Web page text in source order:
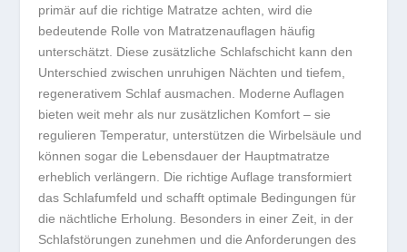
primär auf die richtige Matratze achten, wird die
bedeutende Rolle von Matratzenauflagen häufig
unterschätzt. Diese zusätzliche Schlafschicht kann den
Unterschied zwischen unruhigen Nächten und tiefem,
regenerativem Schlaf ausmachen. Moderne Auflagen
bieten weit mehr als nur zusätzlichen Komfort – sie
regulieren Temperatur, unterstützen die Wirbelsäule und
können sogar die Lebensdauer der Hauptmatratze
erheblich verlängern. Die richtige Auflage transformiert
das Schlafumfeld und schafft optimale Bedingungen für
die nächtliche Erholung. Besonders in einer Zeit, in der
Schlafstörungen zunehmen und die Anforderungen des